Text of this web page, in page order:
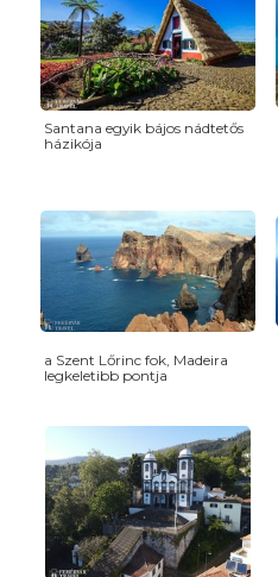
Santana egyik bájos nádtetős
házikója
a Szent Lőrinc fok, Madeira
legkeletibb pontja